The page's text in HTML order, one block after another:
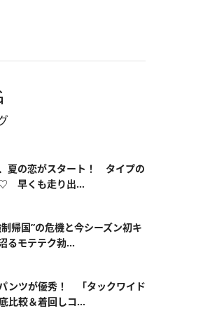
夏の恋がスタート！ タイプの
早くも走り出...
帰国”の危機と今シーズン初キ
るモテテク勃...
ンツが優秀！ 「タックワイド
比較＆着回しコ...